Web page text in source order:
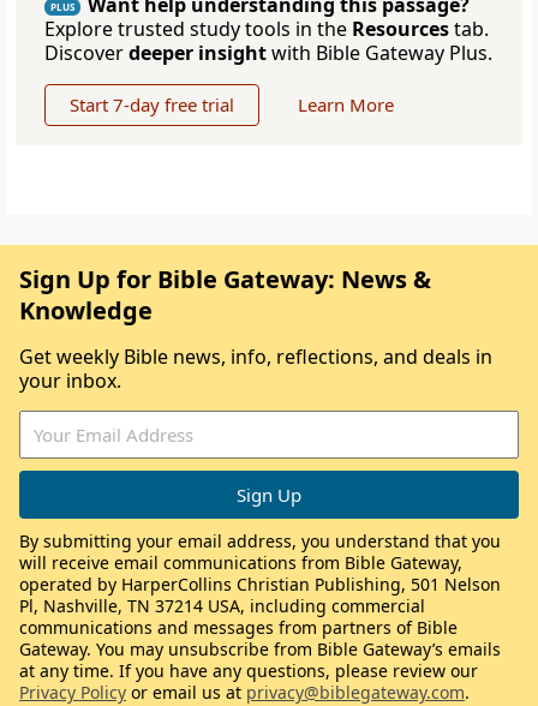
PLUS
Explore trusted study tools in the Resourcestab.
Discoverdeeper insightwith Bible Gateway Plus.
Start 7-day free trial Learn More
Sign Up for Bible Gateway: News &
Knowledge
Get weekly Bible news, info, reflections, and deals in
your inbox.
By submitting your email address, you understand that you
will receive email communications from Bible Gateway,
operated by HarperCollins Christian Publishing, 501 Nelson
Pl, Nashville, TN 37214 USA, including commercial
communications and messages from partners of Bible
Gateway. You may unsubscribe from Bible Gateway’s emails
at any time. If you have any questions, please review our
Privacy Policy or email us at privacy@biblegateway.com.